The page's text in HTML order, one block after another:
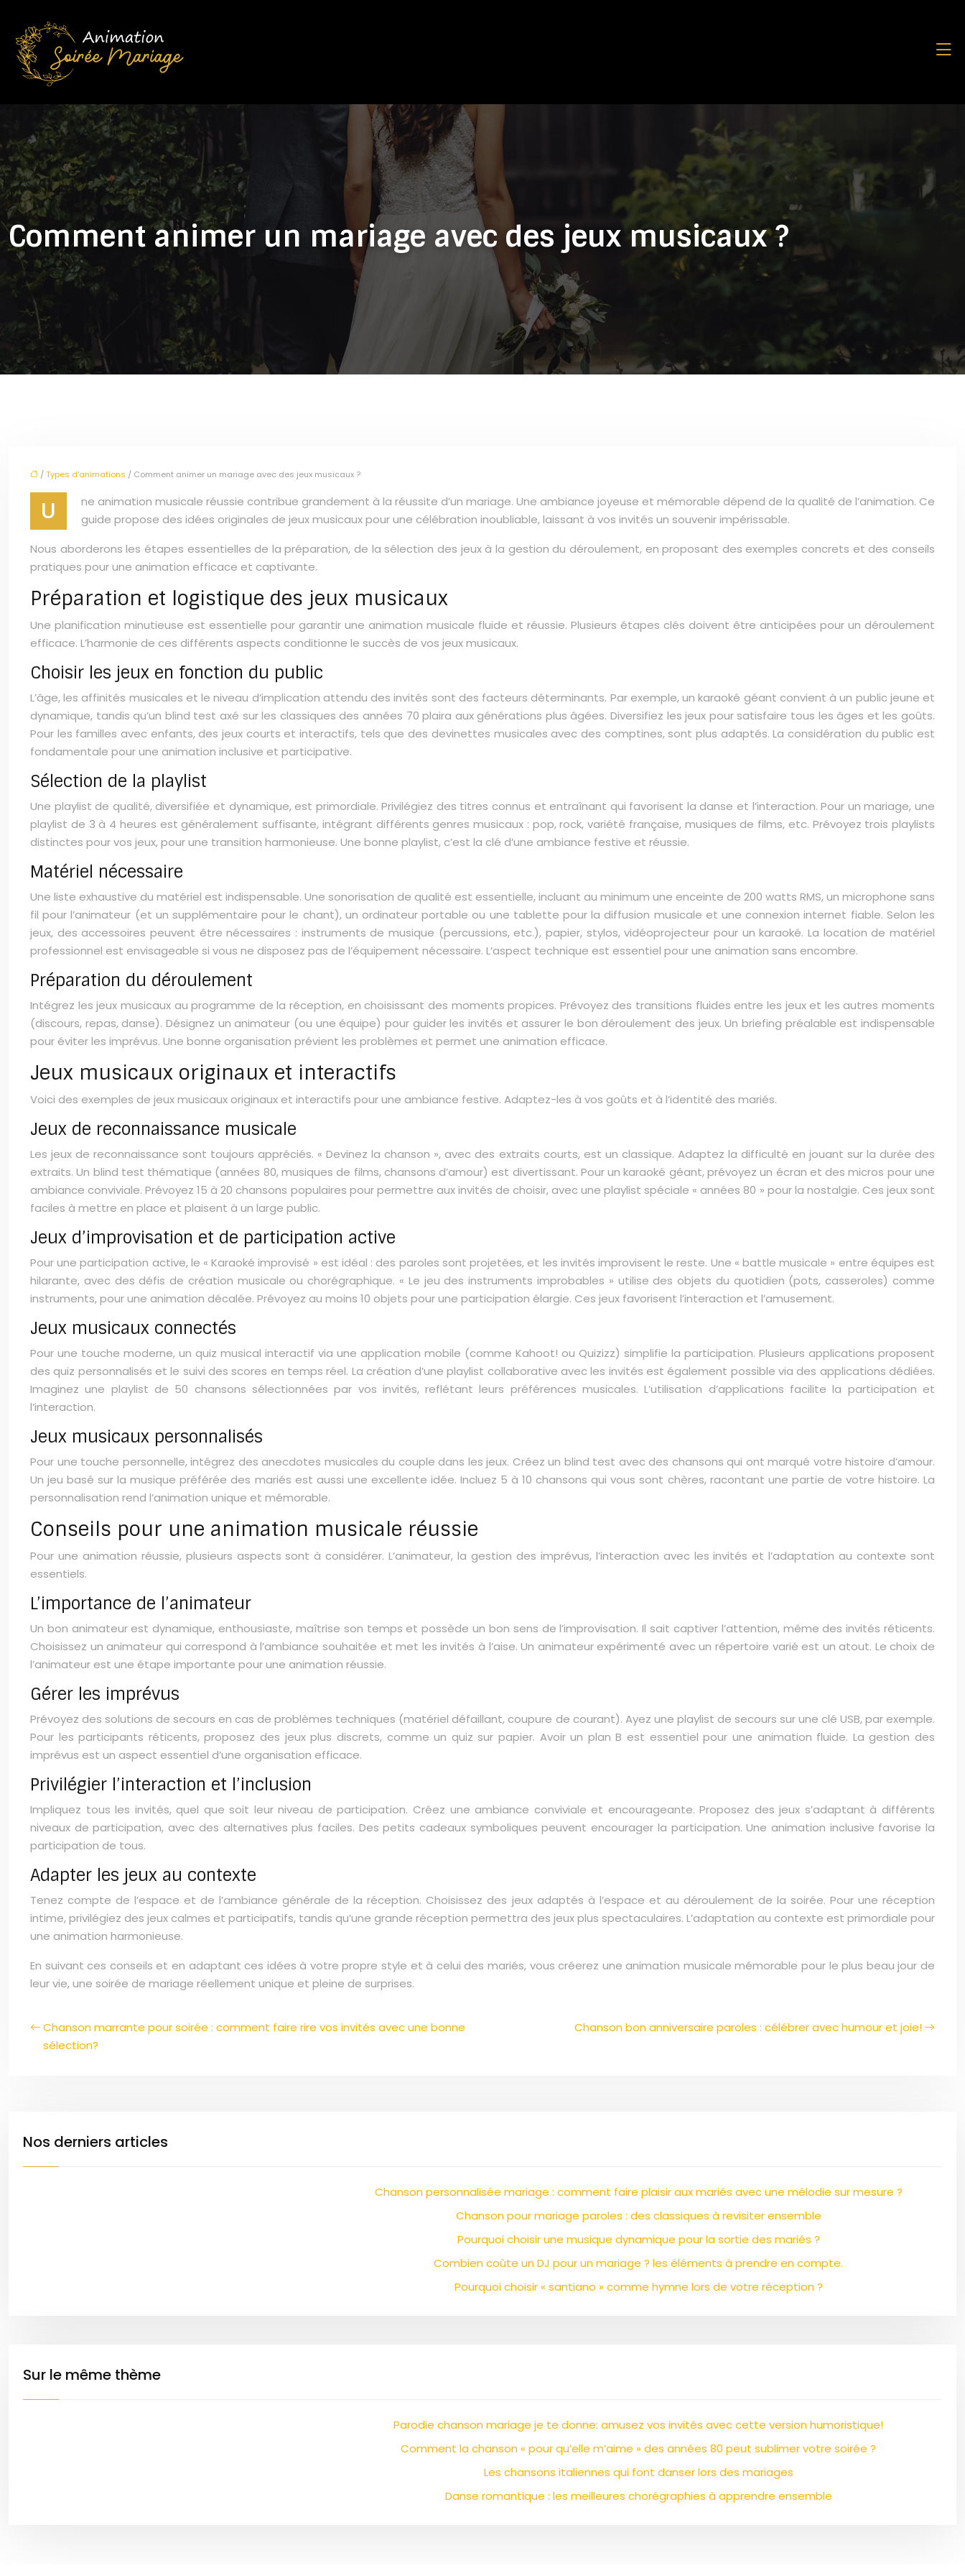
Comment animer un mariage avec des jeux musicaux ?
/Types d'animations / Comment animer un mariage avec des jeux musicaux ?
U
ne animation musicale réussie contribue grandement à la réussite d’un mariage. Une ambiance joyeuse et mémorable dépend de la qualité de l’animation. Ce
guide propose des idées originales de jeux musicaux pour une célébration inoubliable, laissant à vos invités un souvenir impérissable.
Nous aborderons les étapes essentielles de la préparation, de la sélection des jeux à la gestion du déroulement, en proposant des exemples concrets et des conseils
pratiques pour une animation efficace et captivante.
Préparation et logistique des jeux musicaux
Une planification minutieuse est essentielle pour garantir une animation musicale fluide et réussie. Plusieurs étapes clés doivent être anticipées pour un déroulement
efficace. L’harmonie de ces différents aspects conditionne le succès de vos jeux musicaux.
Choisir les jeux en fonction du public
L’âge, les affinités musicales et le niveau d’implication attendu des invités sont des facteurs déterminants. Par exemple, un karaoké géant convient à un public jeune et
dynamique, tandis qu’un blind test axé sur les classiques des années 70 plaira aux générations plus âgées. Diversifiez les jeux pour satisfaire tous les âges et les goûts.
Pour les familles avec enfants, des jeux courts et interactifs, tels que des devinettes musicales avec des comptines, sont plus adaptés. La considération du public est
fondamentale pour une animation inclusive et participative.
Sélection de la playlist
Une playlist de qualité, diversifiée et dynamique, est primordiale. Privilégiez des titres connus et entraînant qui favorisent la danse et l’interaction. Pour un mariage, une
playlist de 3 à 4 heures est généralement suffisante, intégrant différents genres musicaux : pop, rock, variété française, musiques de films, etc. Prévoyez trois playlists
distinctes pour vos jeux, pour une transition harmonieuse. Une bonne playlist, c’est la clé d’une ambiance festive et réussie.
Matériel nécessaire
Une liste exhaustive du matériel est indispensable. Une sonorisation de qualité est essentielle, incluant au minimum une enceinte de 200 watts RMS, un microphone sans
fil pour l’animateur (et un supplémentaire pour le chant), un ordinateur portable ou une tablette pour la diffusion musicale et une connexion internet fiable. Selon les
jeux, des accessoires peuvent être nécessaires : instruments de musique (percussions, etc.), papier, stylos, vidéoprojecteur pour un karaoké. La location de matériel
professionnel est envisageable si vous ne disposez pas de l’équipement nécessaire. L’aspect technique est essentiel pour une animation sans encombre.
Préparation du déroulement
Intégrez les jeux musicaux au programme de la réception, en choisissant des moments propices. Prévoyez des transitions fluides entre les jeux et les autres moments
(discours, repas, danse). Désignez un animateur (ou une équipe) pour guider les invités et assurer le bon déroulement des jeux. Un briefing préalable est indispensable
pour éviter les imprévus. Une bonne organisation prévient les problèmes et permet une animation efficace.
Jeux musicaux originaux et interactifs
Voici des exemples de jeux musicaux originaux et interactifs pour une ambiance festive. Adaptez-les à vos goûts et à l’identité des mariés.
Jeux de reconnaissance musicale
Les jeux de reconnaissance sont toujours appréciés. « Devinez la chanson », avec des extraits courts, est un classique. Adaptez la difficulté en jouant sur la durée des
extraits. Un blind test thématique (années 80, musiques de films, chansons d’amour) est divertissant. Pour un karaoké géant, prévoyez un écran et des micros pour une
ambiance conviviale. Prévoyez 15 à 20 chansons populaires pour permettre aux invités de choisir, avec une playlist spéciale « années 80 » pour la nostalgie. Ces jeux sont
faciles à mettre en place et plaisent à un large public.
Jeux d’improvisation et de participation active
Pour une participation active, le « Karaoké improvisé » est idéal : des paroles sont projetées, et les invités improvisent le reste. Une « battle musicale » entre équipes est
hilarante, avec des défis de création musicale ou chorégraphique. « Le jeu des instruments improbables » utilise des objets du quotidien (pots, casseroles) comme
instruments, pour une animation décalée. Prévoyez au moins 10 objets pour une participation élargie. Ces jeux favorisent l’interaction et l’amusement.
Jeux musicaux connectés
Pour une touche moderne, un quiz musical interactif via une application mobile (comme Kahoot! ou Quizizz) simplifie la participation. Plusieurs applications proposent
des quiz personnalisés et le suivi des scores en temps réel. La création d’une playlist collaborative avec les invités est également possible via des applications dédiées.
Imaginez une playlist de 50 chansons sélectionnées par vos invités, reflétant leurs préférences musicales. L’utilisation d’applications facilite la participation et
l’interaction.
Jeux musicaux personnalisés
Pour une touche personnelle, intégrez des anecdotes musicales du couple dans les jeux. Créez un blind test avec des chansons qui ont marqué votre histoire d’amour.
Un jeu basé sur la musique préférée des mariés est aussi une excellente idée. Incluez 5 à 10 chansons qui vous sont chères, racontant une partie de votre histoire. La
personnalisation rend l’animation unique et mémorable.
Conseils pour une animation musicale réussie
Pour une animation réussie, plusieurs aspects sont à considérer. L’animateur, la gestion des imprévus, l’interaction avec les invités et l’adaptation au contexte sont
essentiels.
L’importance de l’animateur
Un bon animateur est dynamique, enthousiaste, maîtrise son temps et possède un bon sens de l’improvisation. Il sait captiver l’attention, même des invités réticents.
Choisissez un animateur qui correspond à l’ambiance souhaitée et met les invités à l’aise. Un animateur expérimenté avec un répertoire varié est un atout. Le choix de
l’animateur est une étape importante pour une animation réussie.
Gérer les imprévus
Prévoyez des solutions de secours en cas de problèmes techniques (matériel défaillant, coupure de courant). Ayez une playlist de secours sur une clé USB, par exemple.
Pour les participants réticents, proposez des jeux plus discrets, comme un quiz sur papier. Avoir un plan B est essentiel pour une animation fluide. La gestion des
imprévus est un aspect essentiel d’une organisation efficace.
Privilégier l’interaction et l’inclusion
Impliquez tous les invités, quel que soit leur niveau de participation. Créez une ambiance conviviale et encourageante. Proposez des jeux s’adaptant à différents
niveaux de participation, avec des alternatives plus faciles. Des petits cadeaux symboliques peuvent encourager la participation. Une animation inclusive favorise la
participation de tous.
Adapter les jeux au contexte
Tenez compte de l’espace et de l’ambiance générale de la réception. Choisissez des jeux adaptés à l’espace et au déroulement de la soirée. Pour une réception
intime, privilégiez des jeux calmes et participatifs, tandis qu’une grande réception permettra des jeux plus spectaculaires. L’adaptation au contexte est primordiale pour
une animation harmonieuse.
En suivant ces conseils et en adaptant ces idées à votre propre style et à celui des mariés, vous créerez une animation musicale mémorable pour le plus beau jour de
leur vie, une soirée de mariage réellement unique et pleine de surprises.
Chanson marrante pour soirée : comment faire rire vos invités avec une bonne
sélection?
Chanson bon anniversaire paroles : célébrer avec humour et joie!
Nos derniers articles
Chanson personnalisée mariage : comment faire plaisir aux mariés avec une mélodie sur mesure ?
Chanson pour mariage paroles : des classiques à revisiter ensemble
Pourquoi choisir une musique dynamique pour la sortie des mariés ?
Combien coûte un DJ pour un mariage ? les éléments à prendre en compte.
Pourquoi choisir « santiano » comme hymne lors de votre réception ?
Sur le même thème
Parodie chanson mariage je te donne: amusez vos invités avec cette version humoristique!
Comment la chanson « pour qu’elle m’aime » des années 80 peut sublimer votre soirée ?
Les chansons italiennes qui font danser lors des mariages
Danse romantique : les meilleures chorégraphies à apprendre ensemble